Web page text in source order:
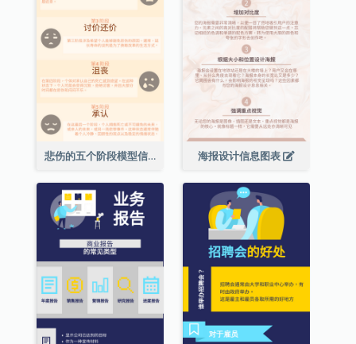
悲伤的五个阶段模型信息图表 海报设计信息图表